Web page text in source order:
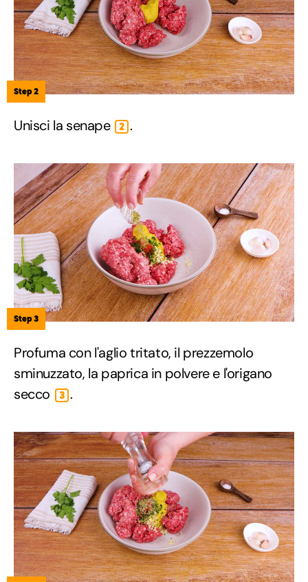
Step 2
Unisci la senape 2 .
Step 3
Profuma con l'aglio tritato, il prezzemolo
sminuzzato, la paprica in polvere e l'origano
secco
3 .